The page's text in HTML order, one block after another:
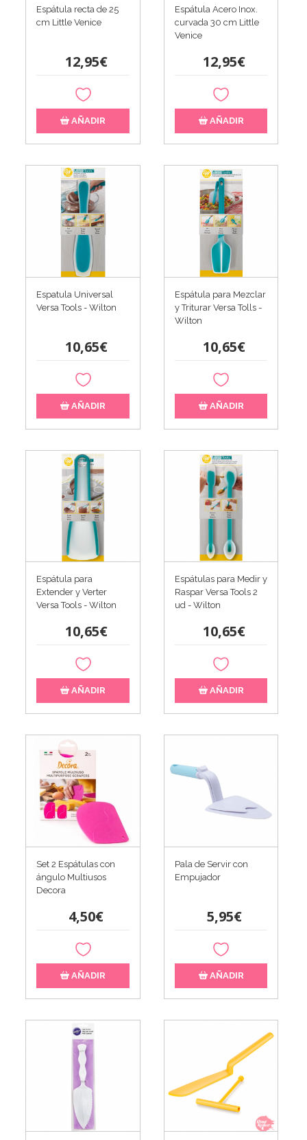
Espátula recta de 25
cm Little Venice
12,95€
AÑADIR
Espátula Acero Inox.
curvada 30 cm Little
Venice
12,95€
AÑADIR
Espatula Universal
Versa Tools - Wilton
10,65€
AÑADIR
Espátula para Mezclar
y Triturar Versa Tolls -
Wilton
10,65€
AÑADIR
Espátula para
Extender y Verter
Versa Tools - Wilton
10,65€
AÑADIR
Espátulas para Medir y
Raspar Versa Tools 2
ud - Wilton
10,65€
AÑADIR
Set 2 Espátulas con
ángulo Multiusos
Decora
4,50€
AÑADIR
Pala de Servir con
Empujador
5,95€
AÑADIR